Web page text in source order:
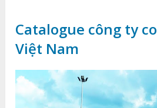
Catalogue công ty
Việt Nam